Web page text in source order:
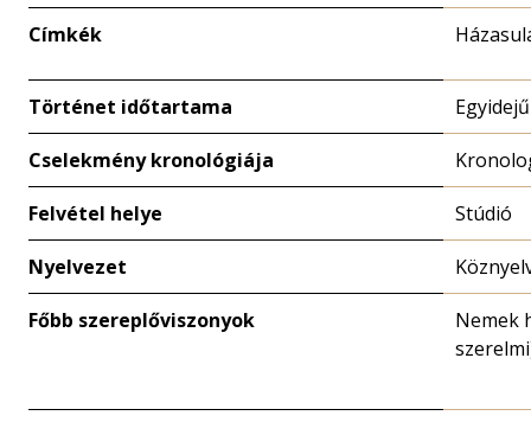
Címkék
Történet időtartama
Cselekmény kronológiája
Felvétel helye Stúdió
Nyelvezet
Főbb szereplőviszonyok
Nemek